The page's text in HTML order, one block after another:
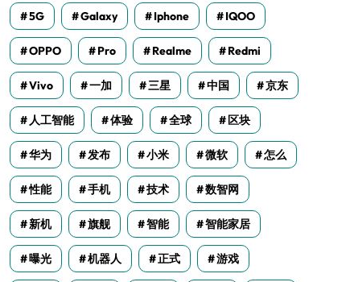
5G Galaxy Iphone IQOO
OPPO Pro Realme Redmi
Vivo 一加 三星 中国 京东
人工智能 体验 全球 区块
华为 发布 小米 微软 怎么
性能 手机 技术 数智网
新机 旗舰 智能 智能家居
曝光 机器人 正式 游戏